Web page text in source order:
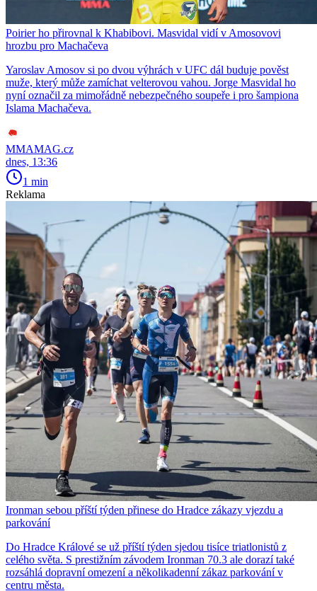
Poirier ho přirovnal k Khabibovi. Masvidal vidí v Amosovovi
hrozbu pro Machačeva
Yaroslav Amosov si po dvou výhrách v UFC dál buduje pověst
muže, který může zamíchat velterovou vahou. Jorge Masvidal ho
nyní označil za mimořádně nebezpečného soupeře i pro šampiona
Islama Machačeva.
MMAMAG.cz
dnes, 13:36
1 min
Reklama
Ironman sebou příští týden přinese do Hradce zákazy vjezdu a
parkování
Do Hradce Králové se už příští týden sjedou tisíce triatlonistů z
celého světa. S prestižním závodem Ironman 70.3 ale dorazí také
rozsáhlá dopravní omezení a několikadenní zákaz parkování v
centru města.